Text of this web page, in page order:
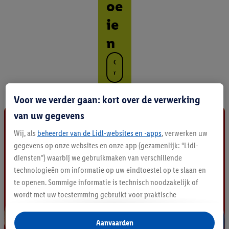
oe
ie
n
O
n
t
e
l
l
e
r
o
d
t
Voor we verder gaan: kort over de verwerking
van uw gegevens
Wij, als beheerder van de Lidl-websites en -apps, verwerken uw
gegevens op onze websites en onze app (gezamenlijk: “Lidl-
diensten”) waarbij we gebruikmaken van verschillende
technologieën om informatie op uw eindtoestel op te slaan en
te openen. Sommige informatie is technisch noodzakelijk of
wordt met uw toestemming gebruikt voor praktische
reclame binnen en buiten de Lidl-diensten aan te bieden. Als u
Aanvaarden